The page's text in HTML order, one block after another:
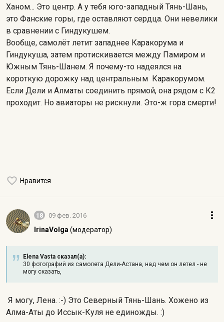
Ханом... Это центр. А у тебя юго-западный Тянь-Шань,
это Фанские горы, где оставляют сердца. Они невелики
в сравнении с Гиндукушем.
Вообще, самолёт летит западнее Каракорума и
Гиндукуша, затем протискивается между Памиром и
Южным Тянь-Шанем. Я почему-то надеялся на
короткую дорожку над центральным Каракорумом.
Если Дели и Алматы соединить прямой, она рядом с К2
проходит. Но авиаторы не рискнули. Это-ж гора смерти!
Нравится
18 09 фев. 2016
IrinaVolga (модератор)
Elena Vasta сказал(а):
30 фотографий из самолета Дели-Астана, над чем он летел - не
могу сказать,
Я могу, Лена. :-) Это Северный Тянь-Шань. Хожено из
Алма-Аты до Иссык-Куля не единожды. :)